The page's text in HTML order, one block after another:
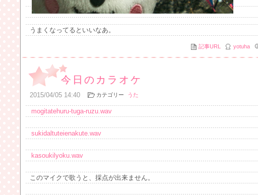
うまくなってるといいなあ。
記事URL yotuha
今日のカラオケ
2015/04/05 14:40 カテゴリー うた
mogitatehuru-tuga-ruzu.wav
sukidaltuteienakute.wav
kasoukilyoku.wav
このマイクで歌うと、採点が出来ません。